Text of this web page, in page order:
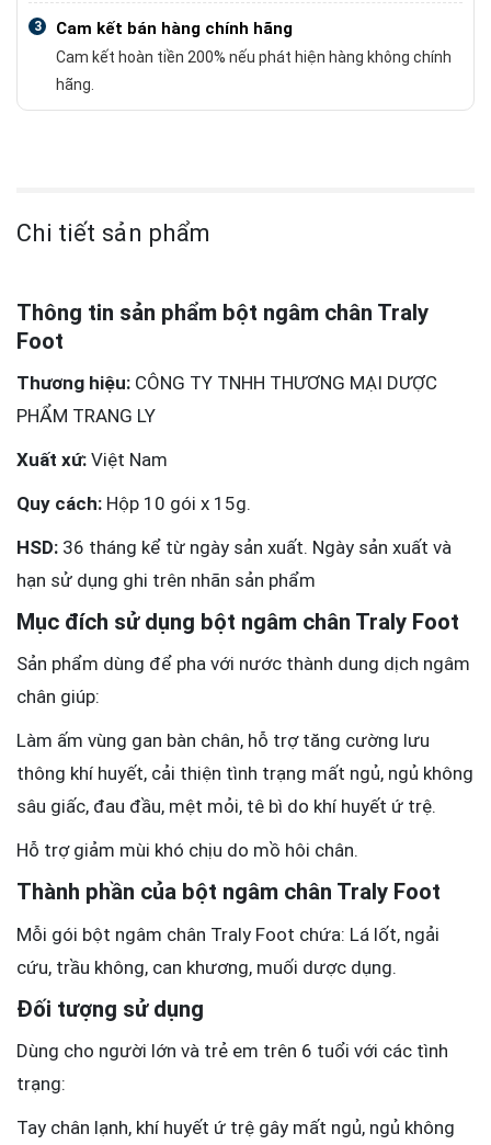
3 Cam kết bán hàng chính hãng
Cam kết hoàn tiền 200% nếu phát hiện hàng không chính
hãng.
Chi tiết sản phẩm
Thông tin sản phẩm bột ngâm chân Traly
Foot
Thương hiệu: CÔNG TY TNHH THƯƠNG MẠI DƯỢC
PHẨM TRANG LY
Xuất xứ: Việt Nam
Quy cách: Hộp 10 gói x 15g.
HSD: 36 tháng kể từ ngày sản xuất. Ngày sản xuất và
hạn sử dụng ghi trên nhãn sản phẩm
Mục đích sử dụng bột ngâm chân Traly Foot
Sản phẩm dùng để pha với nước thành dung dịch ngâm
chân giúp:
Làm ấm vùng gan bàn chân, hỗ trợ tăng cường lưu
thông khí huyết, cải thiện tình trạng mất ngủ, ngủ không
sâu giấc, đau đầu, mệt mỏi, tê bì do khí huyết ứ trệ.
Hỗ trợ giảm mùi khó chịu do mồ hôi chân.
Thành phần của bột ngâm chân Traly Foot
Mỗi gói bột ngâm chân Traly Foot chứa: Lá lốt, ngải
cứu, trầu không, can khương, muối dược dụng.
Đối tượng sử dụng
Dùng cho người lớn và trẻ em trên 6 tuổi với các tình
trạng:
Tay chân lạnh, khí huyết ứ trệ gây mất ngủ, ngủ không